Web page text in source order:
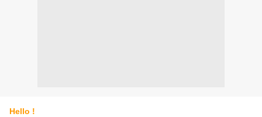
Hello !